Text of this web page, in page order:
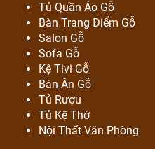
Tủ Quần Áo Gỗ
Bàn Trang Điểm Gỗ
Salon Gỗ
Sofa Gỗ
Kệ Tivi Gỗ
Bàn Ăn Gỗ
Tủ Rượu
Tủ Kệ Thờ
Nội Thất Văn Phòng